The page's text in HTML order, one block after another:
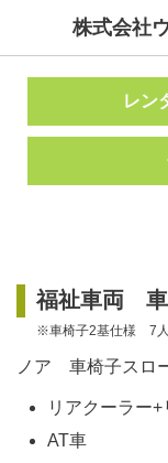
株式会社
レン
福祉車両
※車椅子2基仕様 7
ノア 車椅子スロ
リアクーラー
AT車